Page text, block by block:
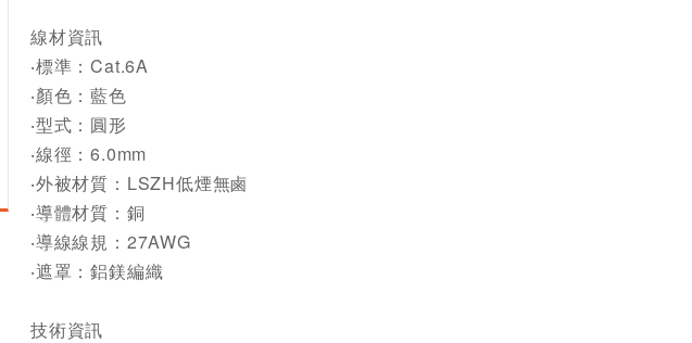
線材資訊
‧標準：Cat.6A
‧顏色：藍色
‧型式：圓形
‧線徑：6.0mm
‧外被材質：LSZH低煙無鹵
‧導體材質：銅
‧導線線規：27AWG
‧遮罩：鋁鎂編織
技術資訊